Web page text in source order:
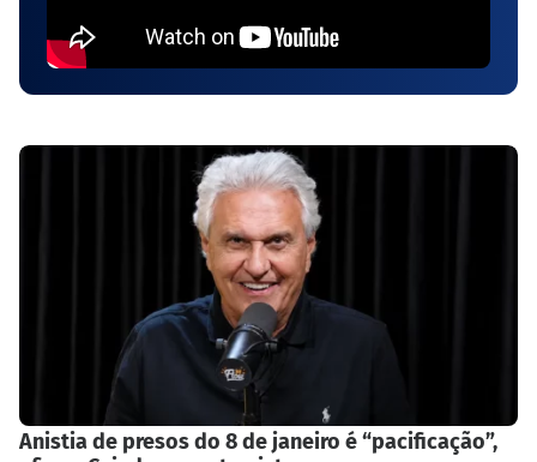
Anistia de presos do 8 de janeiro é “pacificação”,